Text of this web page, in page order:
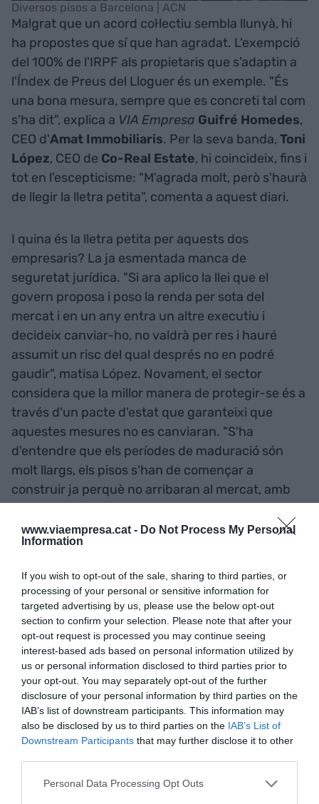
www.viaempresa.cat - Do Not Process My Personal
Information
If you wish to opt-out of the sale, sharing to third parties, or
processing of your personal or sensitive information for
targeted advertising by us, please use the below opt-out
section to confirm your selection. Please note that after your
opt-out request is processed you may continue seeing
interest-based ads based on personal information utilized by
us or personal information disclosed to third parties prior to
your opt-out. You may separately opt-out of the further
disclosure of your personal information by third parties on the
IAB’s list of downstream participants. This information may
also be disclosed by us to third parties on the IAB’s List of
Downstream Participants that may further disclose it to other
Personal Data Processing Opt Outs
Diversos pisos a Barcelona | ACN
Malgrat que un acord col·lectiu sembla llunyà, hi
ha propostes que sí que han agradat. L'exempció
del 100% de l'IRPF als propietaris que s'adaptin a
l'Índex de Preus del Lloguer és un exemple. "És
una bona mesura, sempre que es concreti tal com
s'ha dit", explica a VIA Empresa Guifré Homedes,
CEO d'Amat Immobiliaris. Per la seva banda, Toni
López, CEO de Co-Real Estate, hi coincideix, fins i
tot en l'escepticisme: "M'agrada molt, però s'haurà
de llegir la lletra petita", comenta a aquest diari.
I quina és la lletra petita per aquests dos
empresaris? La ja esmentada manca de
seguretat jurídica. "Si ara aplico la llei que el
govern proposa i poso la renda per sota del
mercat i en un any entra un altre executiu i
decideix canviar-ho, no valdrà per res i hauré
assumit un risc del qual després no en podré
gaudir", matisa López. Novament, el sector
considera que la millor manera de protegir-se és a
través d'un pacte d'estat que garanteixi que
aquestes mesures no es canviaran. "S'ha
d'entendre que els períodes de maduració són
molt llargs, els pisos s'han de començar a
construir ja perquè no arribaran al mercat, amb
immobiliaris celebren la
construcció d'habitatges
protegits, però dubten sobre
on sortiran i critiquen que no
es va fer abans
Així doncs, el CEO d'Amat Immobiliaris també
assenyala la construcció d'habitatges protegits
Sánchez va anunciar la transferència de
més de